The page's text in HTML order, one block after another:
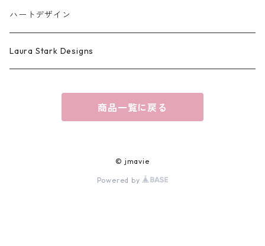
ハートデザイン
Laura Stark Designs
商品一覧に戻る
© jmavie
Powered by